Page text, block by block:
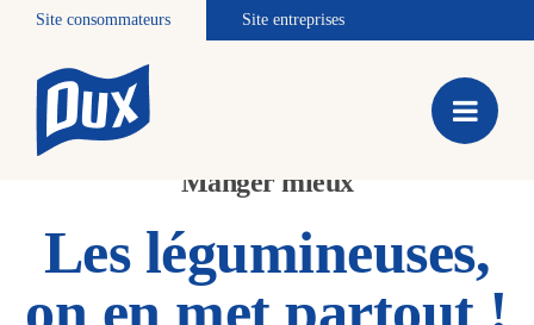
Site consommateurs Site entreprises
Manger mieux
Les légumineuses,